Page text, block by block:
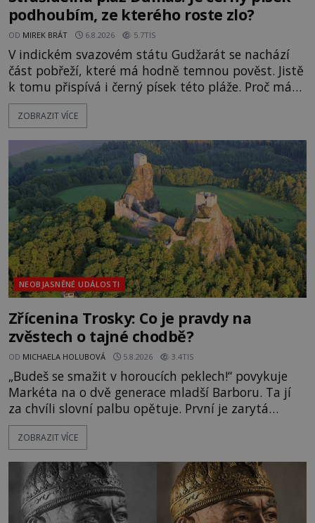
podhoubím, ze kterého roste zlo?
OD MIREK BRÁT 6.8.2026 5.7TIS
V indickém svazovém státu Gudžarát se nachází
část pobřeží, které má hodně temnou pověst. Jistě
k tomu přispívá i černý písek této pláže. Proč má
pláž takové netypické zbarvení? Nakolik jsou
pravdivé historky, že zde došlo k nevysvětlitelným
následovat. Vstupujeme na pláž Dumas ve městě
Surat. Gu
ZOBRAZIT VÍCE
NEOBJASNĚNÉ UDÁLOSTI
Zřícenina Trosky: Co je pravdy na
zvěstech o tajné chodbě?
OD MICHAELA HOLUBOVÁ 5.8.2026 3.4TIS
„Budeš se smažit v horoucích peklech!“ povykuje
Markéta na o dvě generace mladší Barboru. Ta jí
za chvíli slovní palbu opětuje. První je zarytá
katolička, druhá přesvědčená kališnice. A každá z
nich se usídlí na jedné z věží slavného hradu
mezi vůdce protihusitského boje. Za manželku má
skutečně jistou
ZOBRAZIT VÍCE